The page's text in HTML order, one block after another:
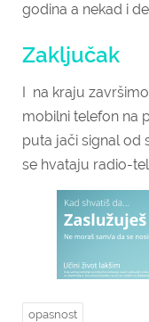
godina a nekad i
Zaključak
I na kraju
mobilni telefon na
puta jači signal od
se hvataju radio-
opasnost